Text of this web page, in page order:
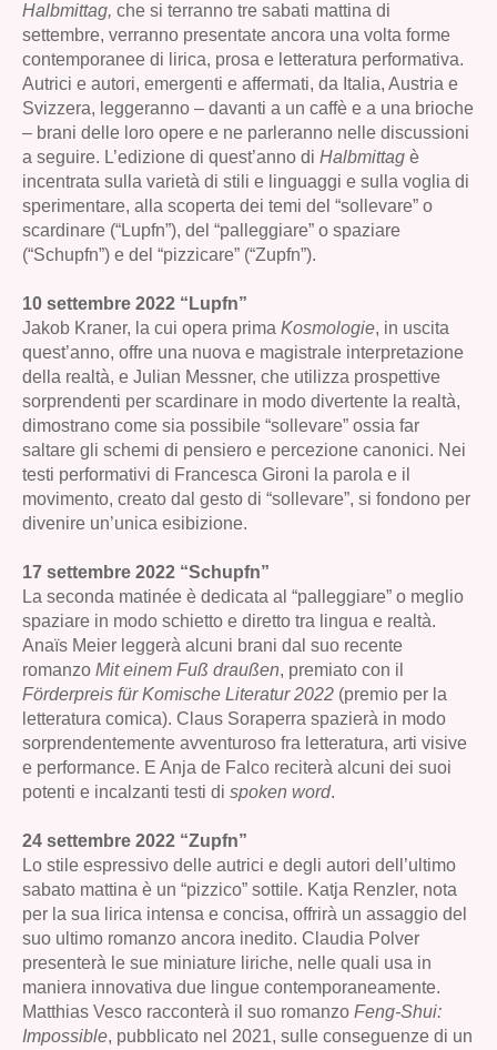
Halbmittag, che si terranno tre sabati mattina di
settembre, verranno presentate ancora una volta forme
contemporanee di lirica, prosa e letteratura performativa.
Autrici e autori, emergenti e affermati, da Italia, Austria e
Svizzera, leggeranno – davanti a un caffè e a una brioche
– brani delle loro opere e ne parleranno nelle discussioni
a seguire. L’edizione di quest’anno di Halbmittag è
incentrata sulla varietà di stili e linguaggi e sulla voglia di
sperimentare, alla scoperta dei temi del “sollevare” o
scardinare (“Lupfn”), del “palleggiare” o spaziare
(“Schupfn”) e del “pizzicare” (“Zupfn”).
10 settembre 2022 “Lupfn”
Jakob Kraner, la cui opera prima Kosmologie, in uscita
quest’anno, offre una nuova e magistrale interpretazione
della realtà, e Julian Messner, che utilizza prospettive
sorprendenti per scardinare in modo divertente la realtà,
dimostrano come sia possibile “sollevare” ossia far
saltare gli schemi di pensiero e percezione canonici. Nei
testi performativi di Francesca Gironi la parola e il
movimento, creato dal gesto di “sollevare”, si fondono per
divenire un’unica esibizione.
17 settembre 2022 “Schupfn”
La seconda matinée è dedicata al “palleggiare” o meglio
spaziare in modo schietto e diretto tra lingua e realtà.
Anaïs Meier leggerà alcuni brani dal suo recente
romanzo Mit einem Fuß draußen, premiato con il
Förderpreis für Komische Literatur 2022 (premio per la
letteratura comica). Claus Soraperra spazierà in modo
sorprendentemente avventuroso fra letteratura, arti visive
e performance. E Anja de Falco reciterà alcuni dei suoi
potenti e incalzanti testi di spoken word.
24 settembre 2022 “Zupfn”
Lo stile espressivo delle autrici e degli autori dell’ultimo
sabato mattina è un “pizzico” sottile. Katja Renzler, nota
per la sua lirica intensa e concisa, offrirà un assaggio del
suo ultimo romanzo ancora inedito. Claudia Polver
presenterà le sue miniature liriche, nelle quali usa in
maniera innovativa due lingue contemporaneamente.
Matthias Vesco racconterà il suo romanzo Feng-Shui:
Impossible, pubblicato nel 2021, sulle conseguenze di un